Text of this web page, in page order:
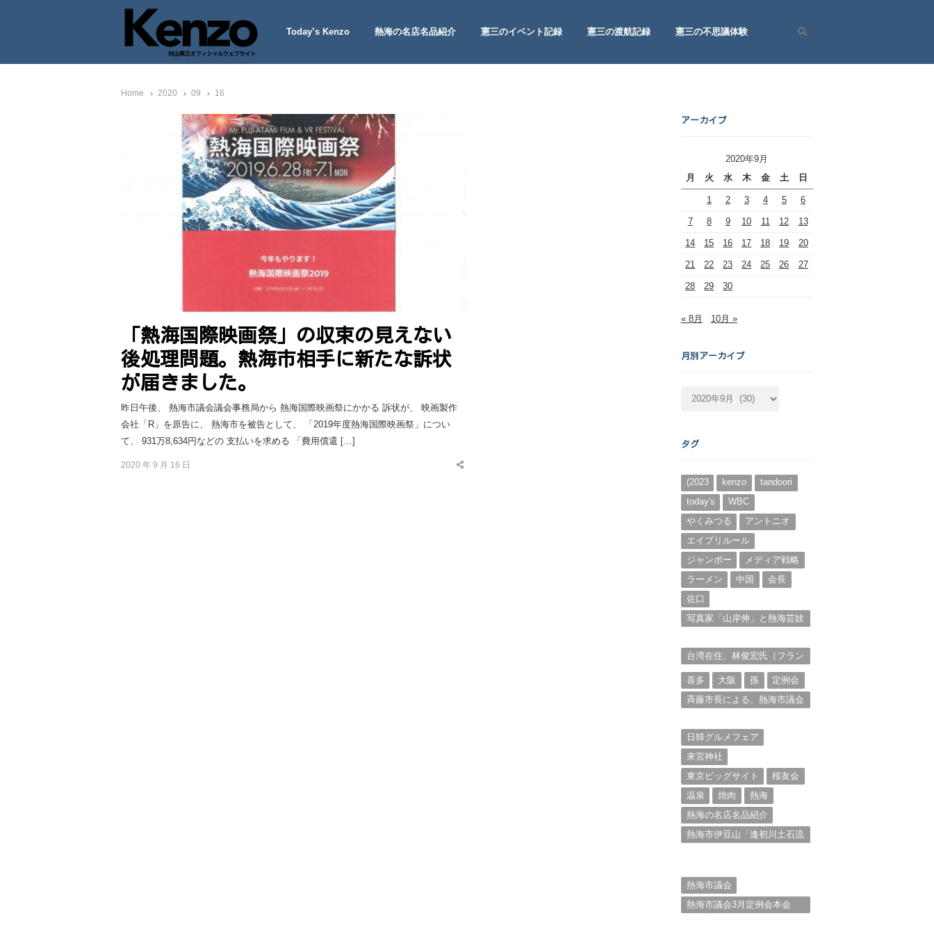
七転八起 – 村山憲三 Official Site
村山憲三ウェブサイト
Today’s Kenzo 熱海の名店名品紹介 憲三のイベント記録 憲三の渡航記録
憲三の不思議体験
Home 2020 09 16
「熱海国際映画祭」の収束の見えない
後処理問題。熱海市相手に新たな訴状
が届きました。
昨日午後、 熱海市議会議会事務局から 熱海国際映画祭にかかる 訴状が、 映画製作
会社「R」を原告に、 熱海市を被告として、 「2019年度熱海国際映画祭」につい
て、 931万8,634円などの 支払いを求める 「費用償還 […]
2020 年 9 月 16 日
Share
アーカイブ
2020年9月
月
火 水 木 金 土 日
1 2 3 4 5 6
7 8 9 10 11 12 13
14 15 16 17 18 19 20
21 22 23 24 25 26 27
28 29 30
« 8月 10月 »
月別アーカイブ
カ
ブ
タグ
(2023 kenzo
tandoori
today's
WBC
やくみつる
アントニオ
エイプリルール
ジャンボー
メディア戦略
ラーメン
中国
会長
佐口
写真家「山岸伸」と熱海芸妓
台湾在住、林俊宏氏（フラン
喜多
大阪 孫
定例会
斉藤市長による、熱海市議会
日韓グルメフェア
来宮神社
東京ビッグサイト
桜友会
温泉
焼肉
熱海
熱海の名店名品紹介
熱海市伊豆山「逢初川土石流
熱海市議会
熱海市議会3月定例会本会